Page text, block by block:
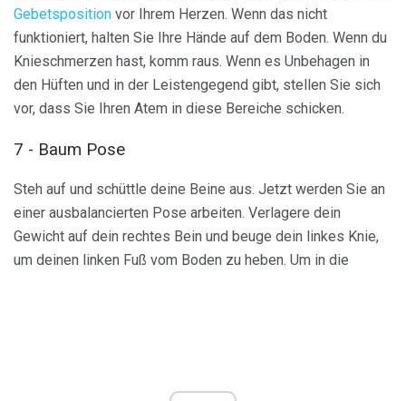
Gebetsposition vor Ihrem Herzen. Wenn das nicht
funktioniert, halten Sie Ihre Hände auf dem Boden. Wenn du
Knieschmerzen hast, komm raus. Wenn es Unbehagen in
den Hüften und in der Leistengegend gibt, stellen Sie sich
vor, dass Sie Ihren Atem in diese Bereiche schicken.
7 - Baum Pose
Steh auf und schüttle deine Beine aus. Jetzt werden Sie an
einer ausbalancierten Pose arbeiten. Verlagere dein
Gewicht auf dein rechtes Bein und beuge dein linkes Knie,
um deinen linken Fuß vom Boden zu heben. Um in die